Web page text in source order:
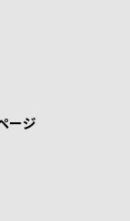
ージ